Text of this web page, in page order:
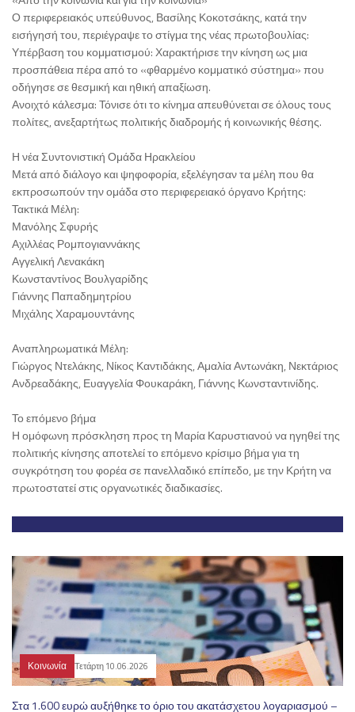
Ο περιφερειακός υπεύθυνος, Βασίλης Κοκοτσάκης, κατά την
εισήγησή του, περιέγραψε το στίγμα της νέας πρωτοβουλίας:
Υπέρβαση του κομματισμού: Χαρακτήρισε την κίνηση ως μια
προσπάθεια πέρα από το «φθαρμένο κομματικό σύστημα» που
οδήγησε σε θεσμική και ηθική απαξίωση.
Ανοιχτό κάλεσμα: Τόνισε ότι το κίνημα απευθύνεται σε όλους τους
πολίτες, ανεξαρτήτως πολιτικής διαδρομής ή κοινωνικής θέσης.
Η νέα Συντονιστική Ομάδα Ηρακλείου
Μετά από διάλογο και ψηφοφορία, εξελέγησαν τα μέλη που θα
εκπροσωπούν την ομάδα στο περιφερειακό όργανο Κρήτης:
Τακτικά Μέλη:
Μανόλης Σφυρής
Αχιλλέας Ρομπογιαννάκης
Αγγελική Λενακάκη
Κωνσταντίνος Βουλγαρίδης
Γιάννης Παπαδημητρίου
Μιχάλης Χαραμουντάνης
Αναπληρωματικά Μέλη:
Γιώργος Ντελάκης, Νίκος Καντιδάκης, Αμαλία Αντωνάκη, Νεκτάριος
Ανδρεαδάκης, Ευαγγελία Φουκαράκη, Γιάννης Κωνσταντινίδης.
Το επόμενο βήμα
Η ομόφωνη πρόσκληση προς τη Μαρία Καρυστιανού να ηγηθεί της
πολιτικής κίνησης αποτελεί το επόμενο κρίσιμο βήμα για τη
συγκρότηση του φορέα σε πανελλαδικό επίπεδο, με την Κρήτη να
πρωτοστατεί στις οργανωτικές διαδικασίες.
Κοινωνία Τετάρτη 10.06.2026
Στα 1.600 ευρώ αυξήθηκε το όριο του ακατάσχετου λογαριασμού –